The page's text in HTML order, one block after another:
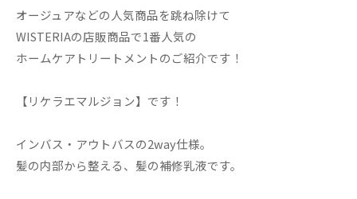
オージュアなどの人気商品を跳ね除けて
WISTERIAの店販商品で1番人気の
ホームケアトリートメントのご紹介です！
【リケラエマルジョン】です！
インバス・アウトバスの2way仕様。
髪の内部から整える、髪の補修乳液です。